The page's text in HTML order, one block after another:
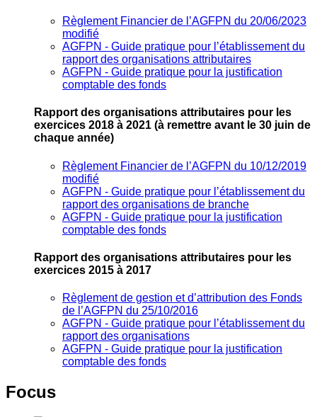
Règlement Financier de l’AGFPN du 20/06/2023
modifié
AGFPN ‐ Guide pratique pour l’établissement du
rapport des organisations attributaires
AGFPN ‐ Guide pratique pour la justification
comptable des fonds
Rapport des organisations attributaires pour les
exercices 2018 à 2021 (à remettre avant le 30 juin de
chaque année)
Règlement Financier de l’AGFPN du 10/12/2019
modifié
AGFPN ‐ Guide pratique pour l’établissement du
rapport des organisations de branche
AGFPN ‐ Guide pratique pour la justification
comptable des fonds
Rapport des organisations attributaires pour les
exercices 2015 à 2017
Règlement de gestion et d’attribution des Fonds
de l’AGFPN du 25/10/2016
AGFPN ‐ Guide pratique pour l’établissement du
rapport des organisations
AGFPN ‐ Guide pratique pour la justification
comptable des fonds
Focus